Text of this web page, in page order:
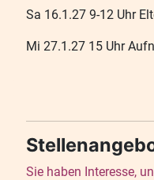
Sa 16.1.27 9-12 Uhr
Mi 27.1.27 15 Uhr
Sie haben Interesse,